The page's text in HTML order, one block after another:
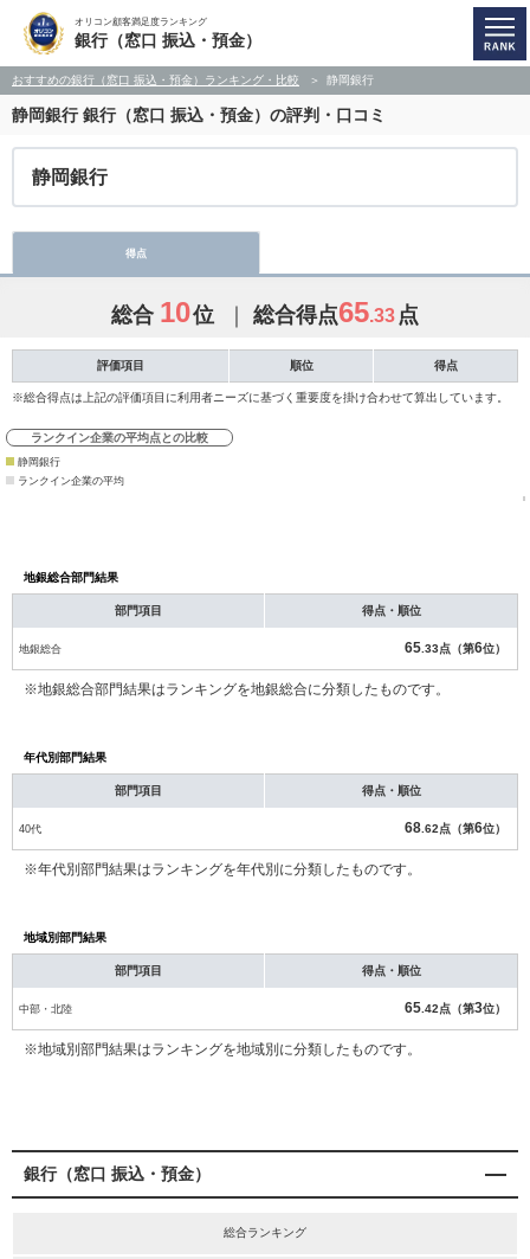
オリコン顧客満足度ランキング
銀行（窓口 振込・預金）
おすすめの銀行（窓口 振込・預金）ランキング・比較 静岡銀行
静岡銀行銀行（窓口 振込・預金）の評判・口コミ
静岡銀行
得点
総合 10位 総合得点65.33 点
評価項目 順位 得点
※総合得点は上記の評価項目に利用者ニーズに基づく重要度を掛け合わせて算出しています。
ランクイン企業の平均点との比較
静岡銀行
ランクイン企業の平均
地銀総合部門結果
部門項目 得点・順位
地銀総合 65 .33点（第6位）
※地銀総合部門結果はランキングを地銀総合に分類したものです。
年代別部門結果
部門項目 得点・順位
40代 68 .62点（第6位）
※年代別部門結果はランキングを年代別に分類したものです。
地域別部門結果
部門項目 得点・順位
中部・北陸 65 .42点（第3位）
※地域別部門結果はランキングを地域別に分類したものです。
銀行（窓口 振込・預金）
総合ランキング